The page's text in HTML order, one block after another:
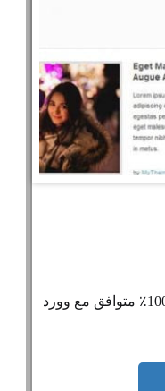
قالب ووردبريس اخباري ومجلة هو 100٪ متوافق مع وورد